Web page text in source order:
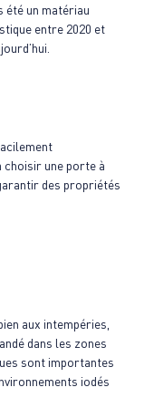
été un matériau
entre 2020 et
choisir une porte à
des propriétés
aux intempéries,
dans les zones
sont importantes
iodés